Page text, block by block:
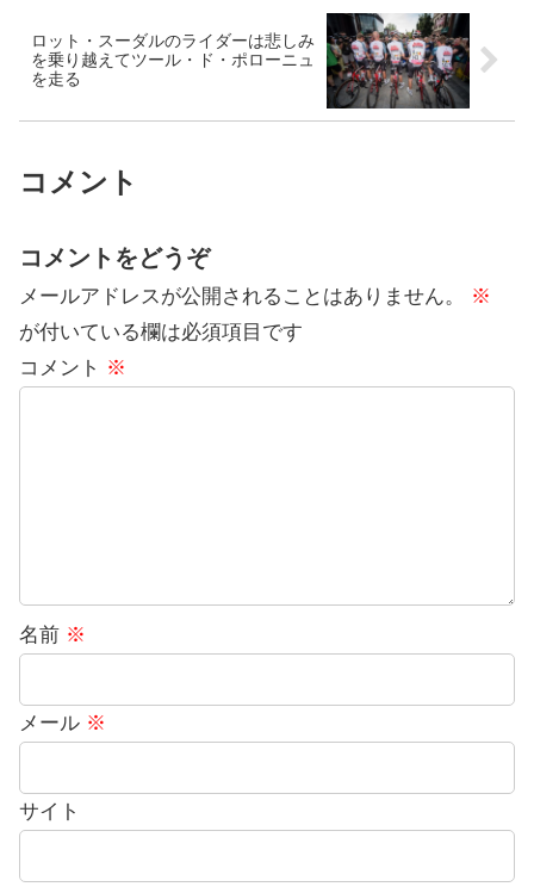
ロット・スーダルのライダーは悲しみ
を乗り越えてツール・ド・ポローニュ
を走る
コメント
コメントをどうぞ
メールアドレスが公開されることはありません。
※
が付いている欄は必須項目です
コメント ※
名前 ※
メール ※
サイト